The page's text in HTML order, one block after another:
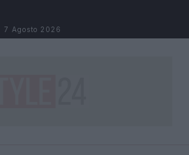
7 Agosto 2026